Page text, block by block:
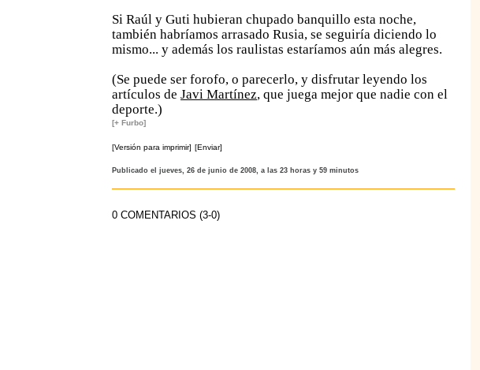
Si Raúl y Guti hubieran chupado banquillo esta noche,
también habríamos arrasado Rusia, se seguiría diciendo lo
mismo... y además los raulistas estaríamos aún más alegres.
(Se puede ser forofo, o parecerlo, y disfrutar leyendo los
artículos de Javi Martínez, que juega mejor que nadie con el
deporte.)
[+ Furbo]
[Versión para imprimir] [Enviar]
Publicado el jueves, 26 de junio de 2008, a las 23 horas y 59 minutos
0 COMENTARIOS (3-0)